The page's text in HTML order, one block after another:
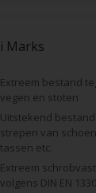
Marks
Extreem bestand
vegen en stoten
Uitstekend
strepen van
tassen etc.
Extreem
volgens DIN EN